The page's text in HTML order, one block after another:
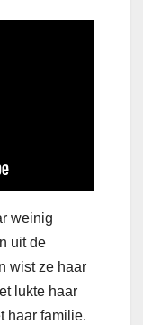
weinig
uit de
wist ze haar
lukte haar
haar familie.